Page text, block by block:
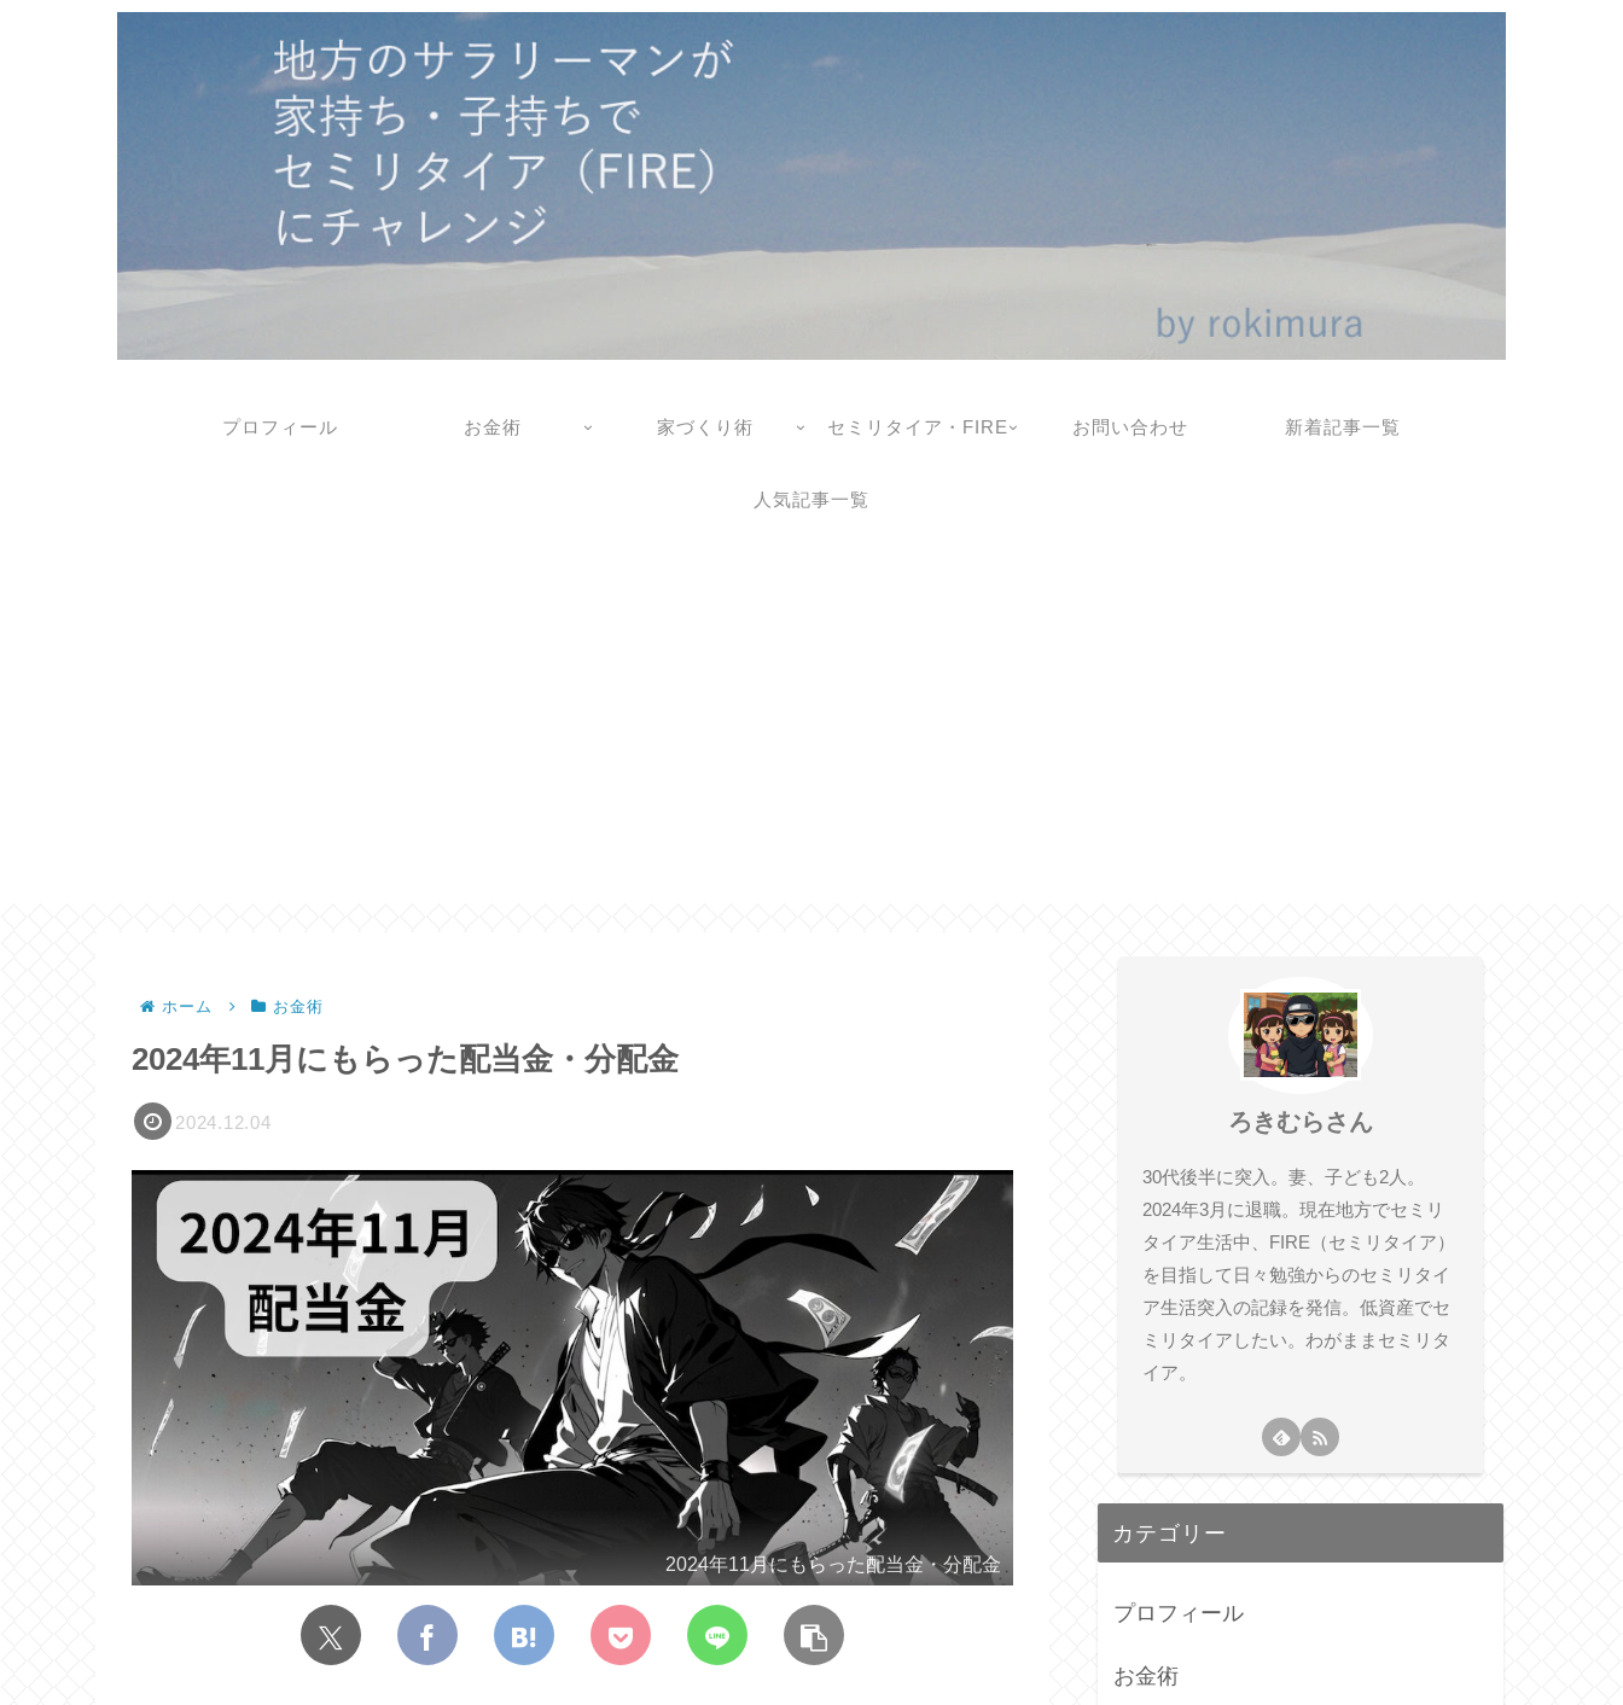
プロフィール お金術 家づくり術 セミリタイア・FIRE お問い合わせ 新着記事一覧
人気記事一覧
ホーム お金術
2024年11月にもらった配当金・分配金
2024.12.04
2024年11月にもらった配当金・分配金
ろきむらさん
30代後半に突入。妻、子ども2人。
2024年3月に退職。現在地方でセミリ
タイア生活中、FIRE（セミリタイア）
を目指して日々勉強からのセミリタイ
ア生活突入の記録を発信。低資産でセ
ミリタイアしたい。わがままセミリタ
イア。
カテゴリー
プロフィール
お金術